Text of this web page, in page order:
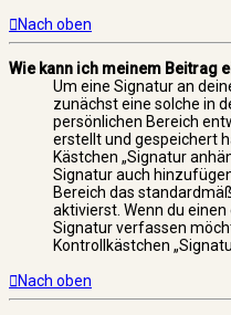
Nach oben
Wie kann ich meinem Beitrag
Um eine Signatur an
zunächst eine solche in
persönlichen Bereich
erstellt und gespeichert
Kästchen „Signatur
Signatur auch
Bereich das
aktivierst. Wenn du
Signatur verfassen
Kontrollkästchen
Nach oben